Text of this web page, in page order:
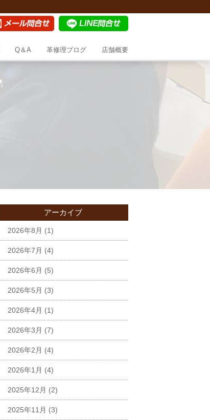
Q＆A 革修理ブログ 店舗概要
アーカイブ
2026年8月 (1)
2026年7月 (4)
2026年6月 (5)
2026年5月 (3)
2026年4月 (1)
2026年3月 (7)
2026年2月 (4)
2026年1月 (4)
2025年12月 (2)
2025年11月 (3)